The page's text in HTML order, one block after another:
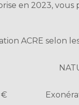
en 2023, vous
ACRE selon
€